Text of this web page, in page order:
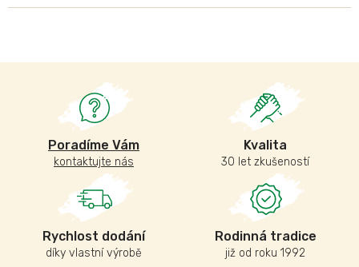
Poradíme Vám
kontaktujte nás
Kvalita
30 let zkušeností
Rychlost dodání
díky vlastní výrobě
Rodinná tradice
již od roku 1992